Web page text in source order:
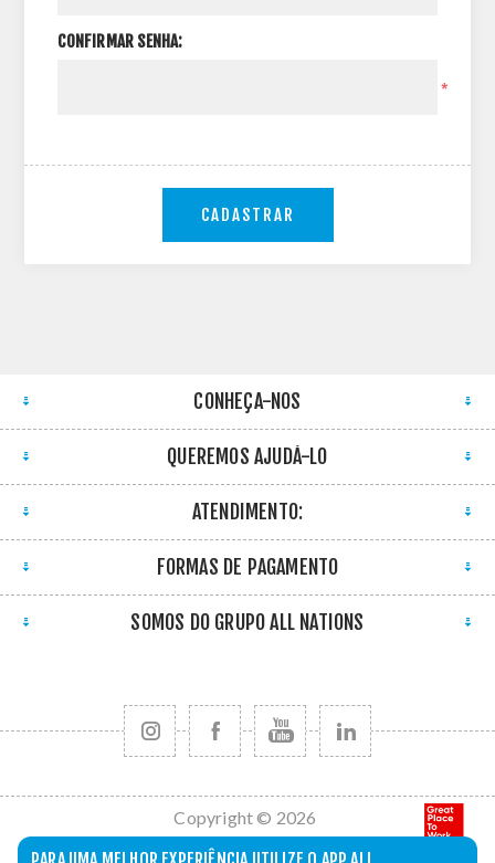
CONFIRMAR SENHA:
*
CADASTRAR
CONHEÇA-NOS
QUEREMOS AJUDÁ-LO
ATENDIMENTO:
FORMAS DE PAGAMENTO
SOMOS DO GRUPO ALL NATIONS
Copyright © 2026
All Nations. Todos